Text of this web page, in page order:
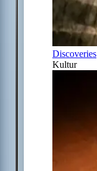
Discoveries
Kultur